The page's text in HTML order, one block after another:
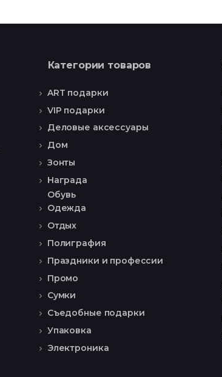
Категории товаров
ART подарки
VIP подарки
Деловые аксессуары
Дом
Зонты
Награда
Обувь
Одежда
Отдых
Полиграфия
Праздники и профессии
Промо
Сумки
Съедобные подарки
Упаковка
Электроника